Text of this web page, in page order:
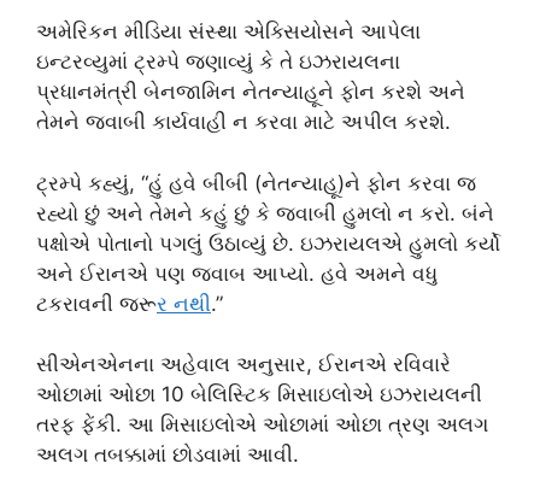
અમેરિકન મીડિયા સંસ્થા એક્સિયોસને આપેલા
ઇન્ટરવ્યુમાં ટ્રમ્પે જણાવ્યું કે તે ઇઝરાયલના
પ્રધાનમંત્રી બેનજામિન નેતન્યાહૂને ફોન કરશે અને
તેમને જવાબી કાર્યવાહી ન કરવા માટે અપીલ કરશે.
ટ્રમ્પે કહ્યું, “હું હવે બીબી (નેતન્યાહૂ)ને ફોન કરવા જ
રહ્યો છું અને તેમને કહું છું કે જવાબી હુમલો ન કરો. બંને
પક્ષોએ પોતાનો પગલું ઉઠાવ્યું છે. ઇઝરાયલએ હુમલો કર્યો
અને ઈરાનએ પણ જવાબ આપ્યો. હવે અમને વધુ
ટકરાવની જરૂર નથી.”
સીએનએનના અહેવાલ અનુસાર, ઈરાનએ રવિવારે
ઓછામાં ઓછા 10 બેલિસ્ટિક મિસાઇલોએ ઇઝરાયલની
તરફ ફેંકી. આ મિસાઇલોએ ઓછામાં ઓછા ત્રણ અલગ
અલગ તબક્કામાં છોડવામાં આવી.